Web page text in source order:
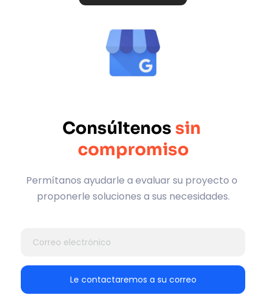
Consúltenos sin
compromiso
Permítanos ayudarle a evaluar su proyecto o
proponerle soluciones a sus necesidades.
Le contactaremos a su correo